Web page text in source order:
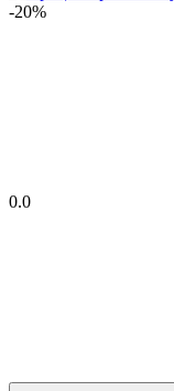
-20%
0.0